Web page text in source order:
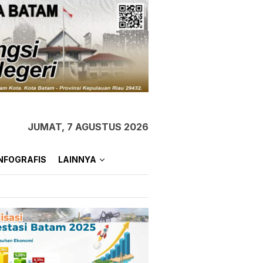
JUMAT, 7 AGUSTUS 2026
LAINNYA